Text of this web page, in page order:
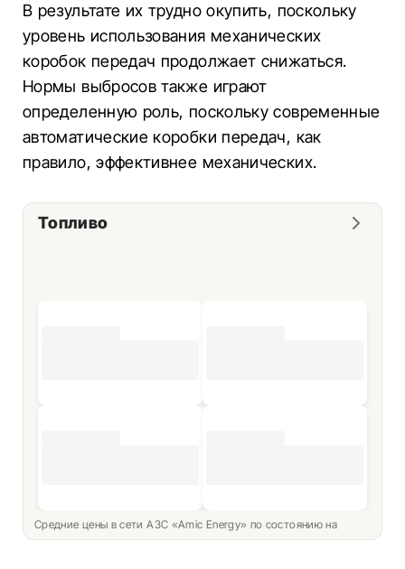
В результате их трудно окупить, поскольку
уровень использования механических
коробок передач продолжает снижаться.
Нормы выбросов также играют
определенную роль, поскольку современные
автоматические коробки передач, как
правило, эффективнее механических.
Топливо
Средние цены в сети АЗС «Amic Energy» по состоянию на